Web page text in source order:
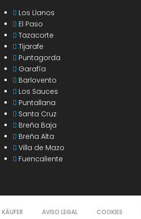
Los Llanos
El Paso
Tazacorte
Tijarafe
Puntagorda
Garafía
Barlovento
Los Sauces
Puntallana
Santa Cruz
Breña Baja
Breña Alta
Villa de Mazo
Fuencaliente
AVISO LEGAL COOKIES